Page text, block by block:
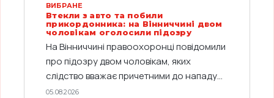
ВИБРАНЕ
Втекли з авто та побили
прикордонника: на Вінниччині двом
чоловікам оголосили підозру
На Вінниччині правоохоронці повідомили
про підозру двом чоловікам, яких
слідство вважає причетними до нападу...
05.08.2026